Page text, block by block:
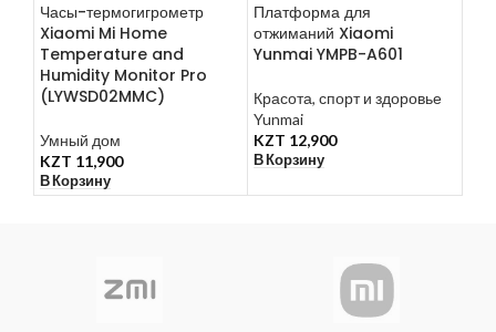
Часы-термогигрометр
Xiaomi Mi Home
Temperature and
Humidity Monitor Pro
(LYWSD02MMC)
Умный дом
KZT 11,900
В Корзину
Платформа для
отжиманий Xiaomi
Yunmai YMPB-A601
Красота, спорт и здоровье
Yunmai
KZT 12,900
В Корзину